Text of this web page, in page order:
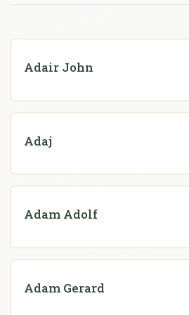
Adair John
Adaj
Adam Adolf
Adam Gerard